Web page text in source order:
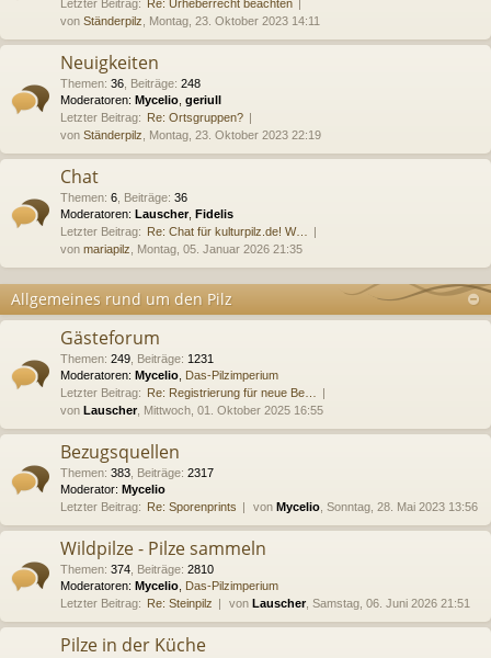
Letzter Beitrag: Re: Urheberrecht beachten
von Ständerpilz , Montag, 23. Oktober 2023 14:11
Neuigkeiten
Themen: 36 Beiträge: 248
Moderatoren: Mycelio geriull
Letzter Beitrag: Re: Ortsgruppen?
von Ständerpilz , Montag, 23. Oktober 2023 22:19
Chat
Themen: 6 Beiträge: 36
Moderatoren: Lauscher, Fidelis
Letzter Beitrag: Re: Chat für kulturpilz.de! W…
von mariapilz , Montag, 05. Januar 2026 21:35
Allgemeines rund um den Pilz
Gästeforum
Themen: 249 Beiträge: 1231
Moderatoren: Mycelio Das-Pilzimperium
Letzter Beitrag: Re: Registrierung für neue Be…
von Lauscher, Mittwoch, 01. Oktober 2025 16:55
Bezugsquellen
Themen: 383 Beiträge: 2317
Moderator: Mycelio
Letzter Beitrag: Re: Sporenprints von Mycelio , Sonntag, 28. Mai 2023 13:56
Wildpilze - Pilze sammeln
Themen: 374 Beiträge: 2810
Moderatoren: Mycelio Das-Pilzimperium
Letzter Beitrag: Re: Steinpilz von Lauscher, Samstag, 06. Juni 2026 21:51
Pilze in der Küche